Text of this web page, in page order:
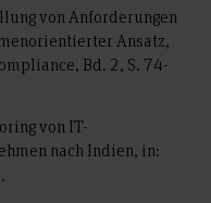
von Anforderungen
Ansatz,
Bd. 2, S. 74-
von IT-
nach Indien, in: